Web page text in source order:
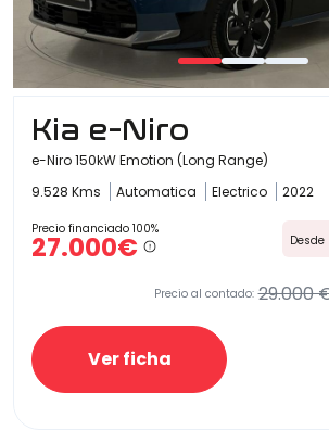
Kia e-Niro
e-Niro 150kW Emotion (Long Range)
9.528 Kms
Automatica Electrico 2022
Precio financiado 100%
27.000€ Desde
Precio al contado: 29.000
Ver ficha